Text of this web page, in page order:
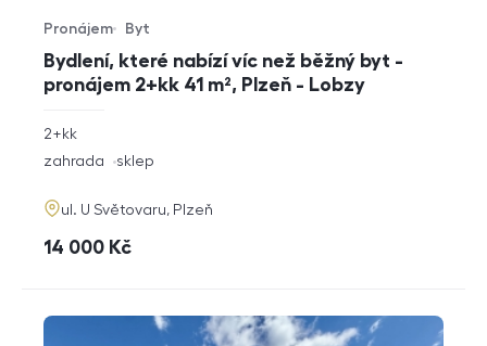
Bydlení, které nabízí víc než běžný byt -
pronájem 2+kk 41 m², Plzeň - Lobzy
Typ nabídky
Pronájem
Typ nemovitosti
Byt
rozměry
2+kk
funkce
zahrada sklep
adresa
ul. U Světovaru, Plzeň
cena
14 000 Kč